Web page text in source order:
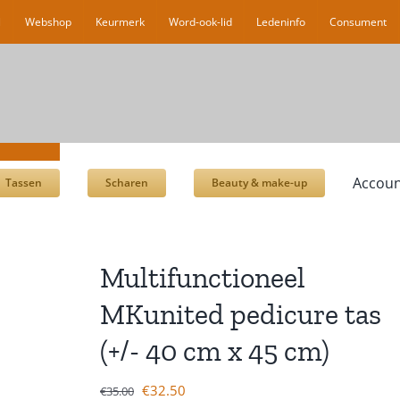
Webshop Keurmerk Word-ook-lid Ledeninfo Consument
Tassen Scharen Beauty & make-up
Multifunctioneel
MKunited pedicure tas
(+/- 40 cm x 45 cm)
€35.00 €32.50